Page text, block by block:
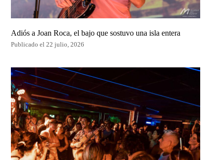
Adiós a Joan Roca, el bajo que sostuvo una isla entera
Publicado el 22 julio, 2026